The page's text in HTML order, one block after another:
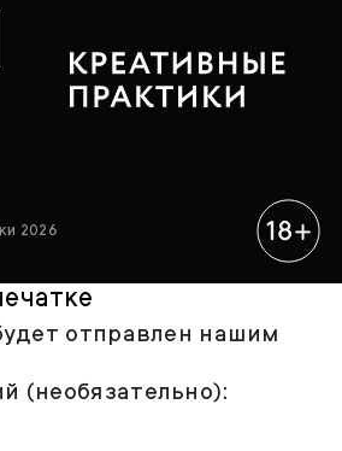
2026
отправлен нашим
(необязательно):